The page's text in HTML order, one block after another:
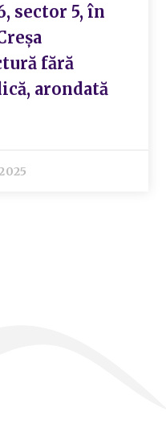
sector 5, în
fără
arondată